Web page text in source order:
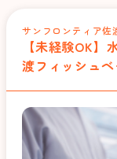
サンフロンティア
【未経験OK
渡フィッシュベ